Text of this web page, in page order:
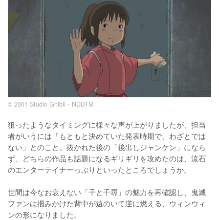
© 2001 Studio Ghibli・NDDTM
狙ったようなタイミングに様々な声が上がりましたが、担当
者がいうには「もともと決めていた発表時期で、わざとでは
ない」とのこと。抜かれた後の「後出しジャンケン」になら
ず、どちらの作品も話題になるギリギリを攻めたのは、流石
のエンターテイナーっぷりといったところでしょうか。
世間は今なお衰えない「千と千尋」の魅力を再確認し、鬼滅
ファンは掴みかけた背中が遠のいて逆に燃える、ウィンウィ
ンの形になりました。